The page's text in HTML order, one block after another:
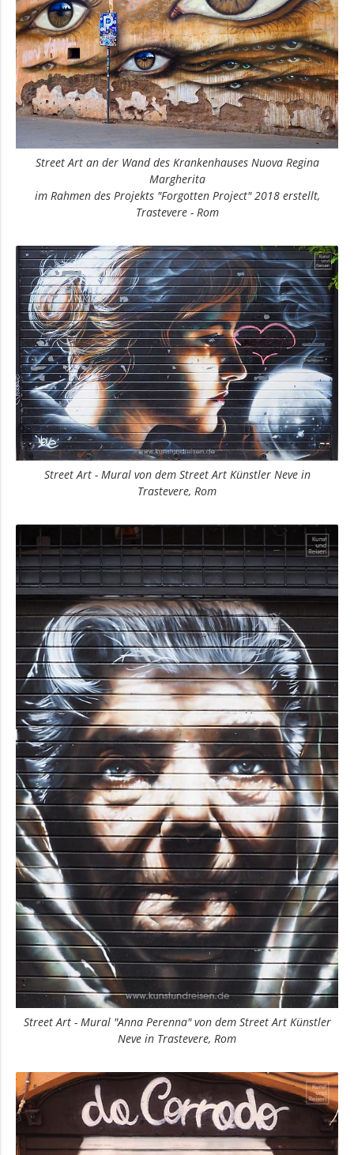
Street Art an der Wand des Krankenhauses Nuova Regina
Margherita
im Rahmen des Projekts "Forgotten Project" 2018 erstellt,
Trastevere - Rom
Street Art - Mural von dem Street Art Künstler Neve in
Trastevere, Rom
Street Art - Mural "Anna Perenna" von dem Street Art Künstler
Neve in Trastevere, Rom